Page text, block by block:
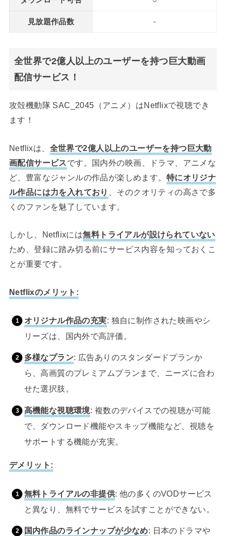
見放題作品数 -
全世界で2億人以上のユーザーを持つ巨大動画
配信サービス！
攻殻機動隊 SAC_2045（アニメ）はNetflixで視聴でき
ます！
Netflixは、 全世界で2億人以上のユーザーを持つ巨大動
画配信サービスです。国内外の映画、ドラマ、アニメな
ど、豊富なジャンルの作品が楽しめます。 特にオリジナ
ル作品には力を入れており
、そのクオリティの高さで多
くのファンを魅了しています。
しかし、Netflixには無料トライアルが設けられていない
ため、登録に踏み切る前にサービス内容を知っておくこ
とが重要です。
Netflixのメリット:
オリジナル作品の充実: 独自に制作された映画やシ
リーズは、国内外で高評価。
多様なプラン: 広告ありのスタンダードプランか
ら、高画質のプレミアムプランまで、ニーズに合わ
せた選択肢。
高機能な視聴環境: 複数のデバイスでの視聴が可能
で、ダウンロード機能やスキップ機能など、視聴を
サポートする機能が充実。
デメリット:
無料トライアルの非提供: 他の多くのVODサービス
と異なり、無料でサービスを試すことができない。
国内作品のラインナップが少なめ: 日本のドラマや